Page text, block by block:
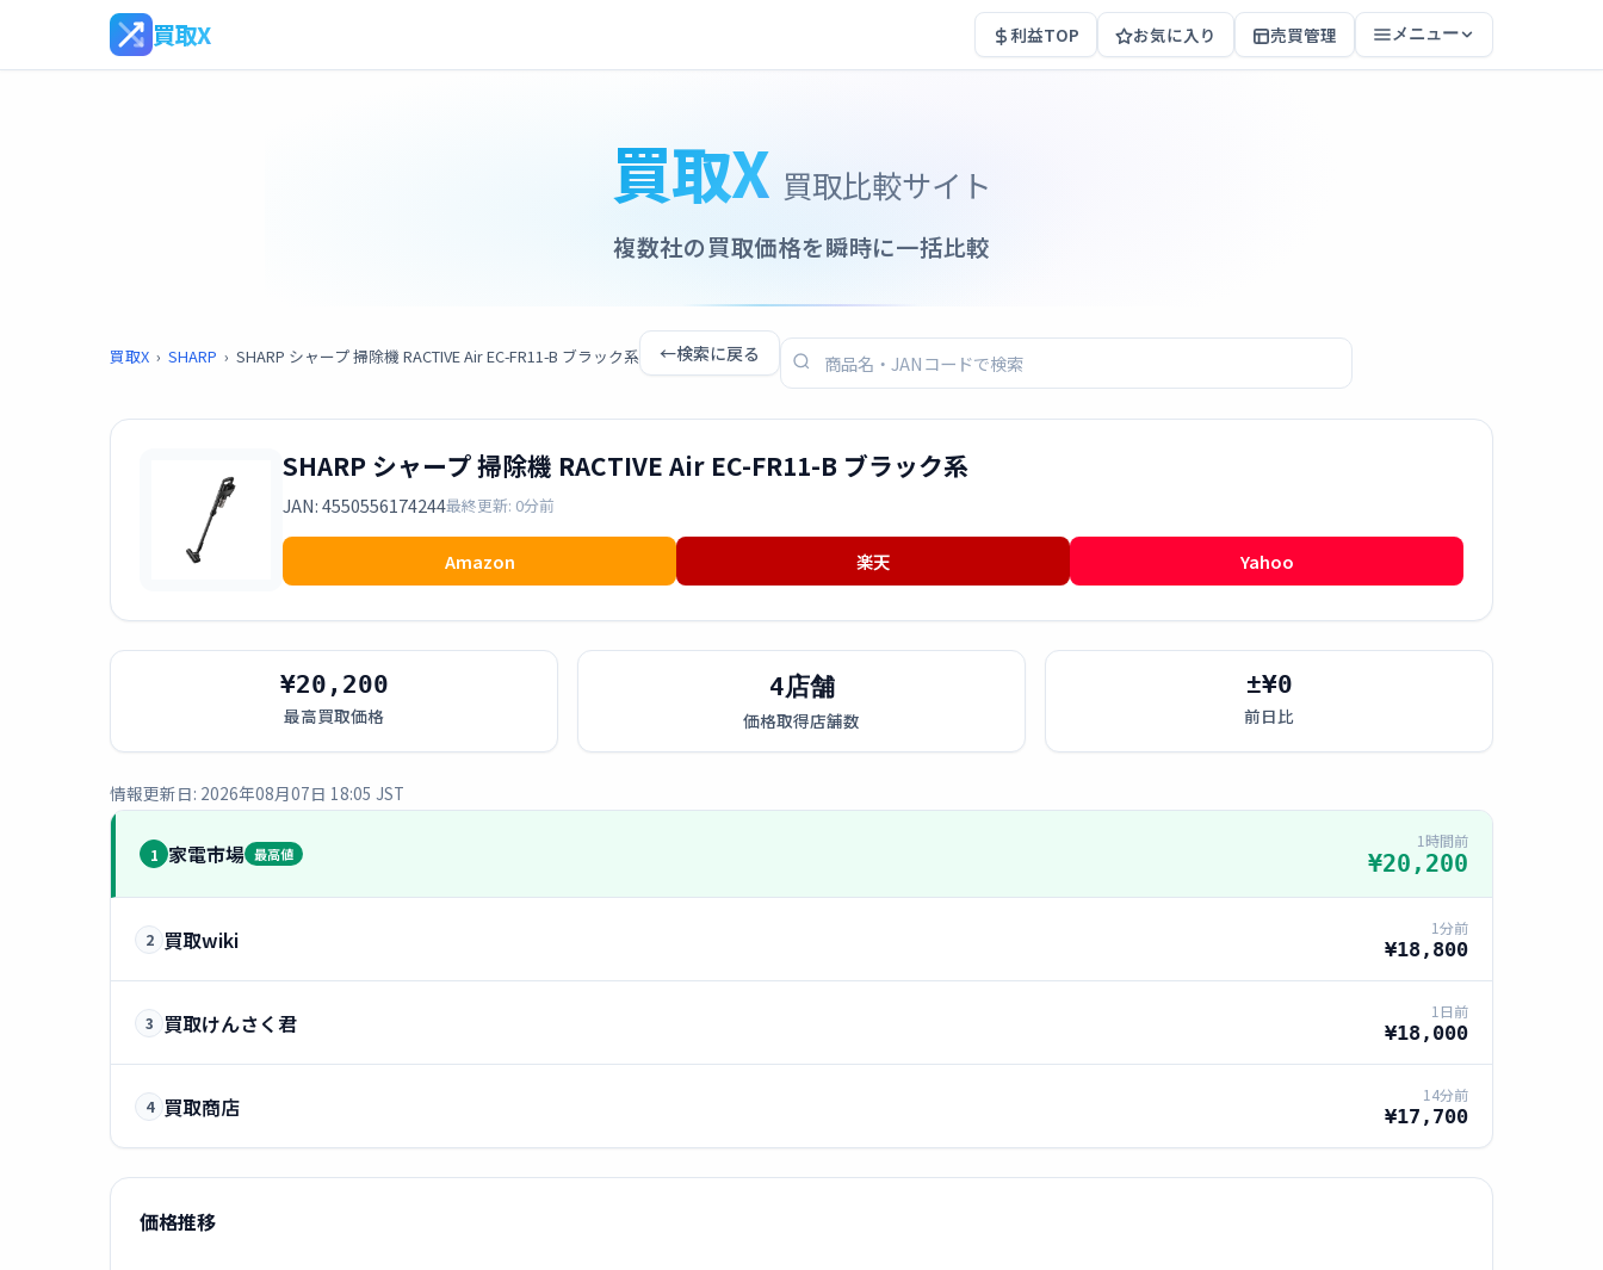
買取X 利益TOP お気に入り 売買管理 メニュー
買取X 買取比較サイト
複数社の買取価格を瞬時に一括比較
買取X › SHARP › SHARP シャープ 掃除機 RACTIVE Air EC-FR11-B ブラック系 ←検索に戻る
SHARP シャープ 掃除機 RACTIVE Air EC-FR11-B ブラック系
JAN: 4550556174244最終更新: 0分前
Amazon 楽天 Yahoo
¥20,200
最高買取価格
4店舗
価格取得店舗数
±¥0
前日比
情報更新日: 2026年08月07日 18:05 JST
1 家電市場 最高値
1時間前
¥20,200
2 買取wiki 1分前
¥18,800
3 買取けんさく君 1日前
¥18,000
4 買取商店 14分前
¥17,700
価格推移